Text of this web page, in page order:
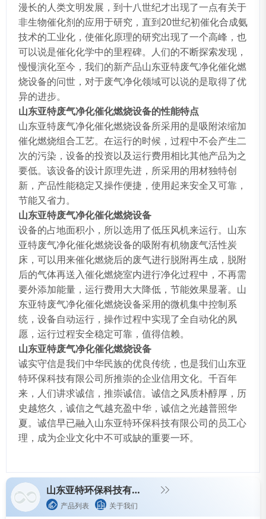
漫长的人类文明发展，到十八世纪才出现了一点有关于
非生物催化剂的应用于研究，直到20世纪初催化合成氨
技术的工业化，使催化原理的研究出现了一个高峰，也
可以说是催化化学中的里程碑。人们的不断探索发现，
慢慢演化至今，我们的新产品山东亚特废气净化催化燃
烧设备的问世，对于废气净化领域可以说的是取得了优
异的进步。
山东亚特废气净化催化燃烧设备的性能特点
山东亚特废气净化催化燃烧设备所采用的是吸附浓缩加
催化燃烧组合工艺。在运行的时候，过程中不会产生二
次的污染，设备的投资以及运行费用相比其他产品为之
要低。该设备的设计原理先进，所采用的用材独特创
新，产品性能稳定又操作便捷，使用起来安全又可靠，
节能又省力。
山东亚特废气净化催化燃烧设备
设备的占地面积小，所以选用了低压风机来运行。山东
亚特废气净化催化燃烧设备的吸附有机物废气活性炭
床，可以用来催化燃烧后的废气进行脱附再生成，脱附
后的气体再送入催化燃烧室内进行净化过程中，不再需
要外添加能量，运行费用大大降低，节能效果显著。山
东亚特废气净化催化燃烧设备采用的微机集中控制系
统，设备自动运行，操作过程中实现了全自动化的夙
愿，运行过程安全稳定可靠，值得信赖。
山东亚特废气净化催化燃烧设备
诚实守信是我们中华民族的优良传统，也是我们山东亚
特环保科技有限公司所推崇的企业信用文化。千百年
来，人们讲求诚信，推崇诚信。诚信之风质朴醇厚，历
史越悠久，诚信之气越充盈中华，诚信之光越普照华
夏。诚信早已融入山东亚特环保科技有限公司的员工心
理，成为企业文化中不可或缺的重要一环。
山东亚特环保科技有限公司
产品列表 关于我们